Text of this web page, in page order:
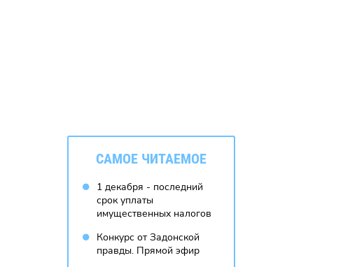
CАМОЕ ЧИТАЕМОЕ
1 декабря - последний
срок уплаты
имущественных налогов
Конкурс от Задонской
правды. Прямой эфир